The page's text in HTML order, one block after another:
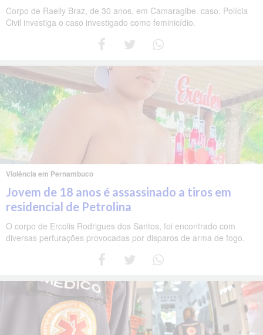
Corpo de Raelly Braz, de 30 anos, em Camaragibe. caso. Polícia
Civil investiga o caso investigado como feminicídio.
Violência em Pernambuco
Jovem de 18 anos é assassinado a tiros em
residencial de Petrolina
O corpo de Ercolis Rodrigues dos Santos, foi encontrado com
diversas perfurações provocadas por disparos de arma de fogo.